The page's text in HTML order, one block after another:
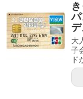
パ
大
子
ド